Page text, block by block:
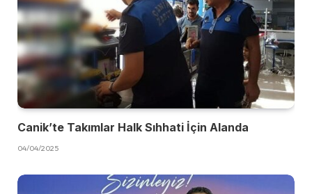
Canik’te Takımlar Halk Sıhhati İçin Alanda
04/04/2025